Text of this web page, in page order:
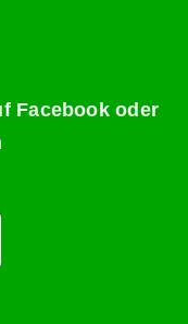
Facebook oder